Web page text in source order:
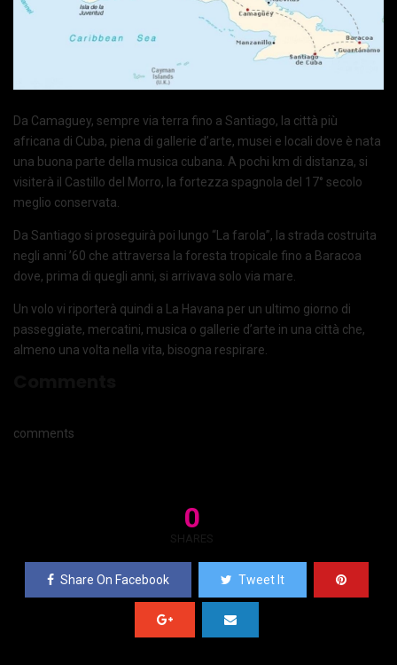
Da Camaguey, sempre via terra fino a Santiago, la città più
africana di Cuba, piena di gallerie d’arte, musei e locali dove è nata
una buona parte della musica cubana. A pochi km di distanza, si
visiterà il Castillo del Morro, la fortezza spagnola del 17° secolo
meglio conservata.
Da Santiago si proseguirà poi lungo “La farola”, la strada costruita
negli anni ’60 che attraversa la foresta tropicale fino a Baracoa
dove, prima di quegli anni, si arrivava solo via mare.
Un volo vi riporterà quindi a La Havana per un ultimo giorno di
passeggiate, mercatini, musica o gallerie d’arte in una città che,
almeno una volta nella vita, bisogna respirare.
comments
0
SHARES
Share On Facebook Tweet It